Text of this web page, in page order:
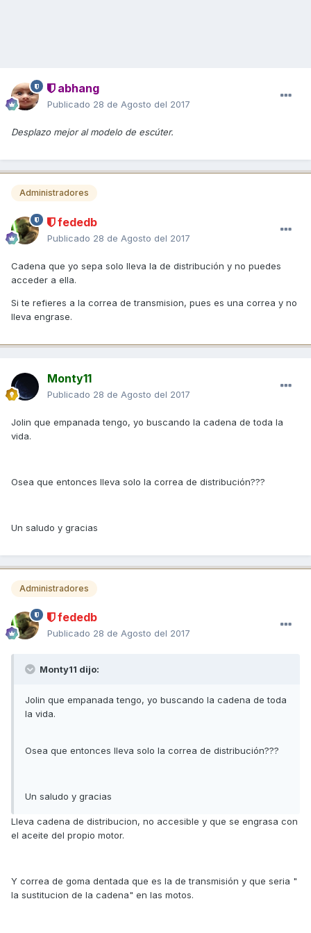
abhang
Publicado 28 de Agosto del 2017
Desplazo mejor al modelo de escúter.
Administradores
fededb
Publicado 28 de Agosto del 2017
Cadena que yo sepa solo lleva la de distribución y no puedes
acceder a ella.
Si te refieres a la correa de transmision, pues es una correa y no
lleva engrase.
Monty11
Publicado 28 de Agosto del 2017
Jolin que empanada tengo, yo buscando la cadena de toda la
vida.
Osea que entonces lleva solo la correa de distribución???
Un saludo y gracias
Administradores
fededb
Publicado 28 de Agosto del 2017
Monty11 dijo:
Jolin que empanada tengo, yo buscando la cadena de toda
la vida.
Osea que entonces lleva solo la correa de distribución???
Un saludo y gracias
Lleva cadena de distribucion, no accesible y que se engrasa con
el aceite del propio motor.
Y correa de goma dentada que es la de transmisión y que seria "
la sustitucion de la cadena" en las motos.